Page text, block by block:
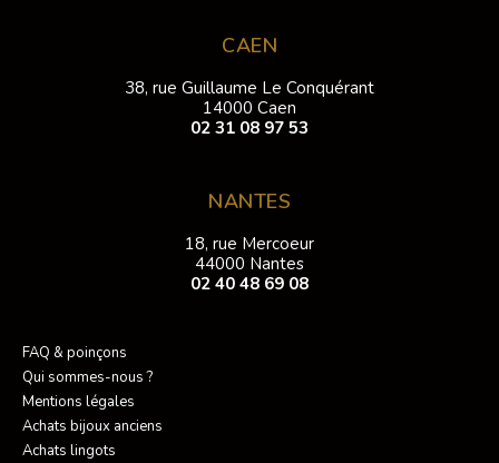
CAEN
38, rue Guillaume Le Conquérant
14000 Caen
02 31 08 97 53
NANTES
18, rue Mercoeur
44000 Nantes
02 40 48 69 08
FAQ & poinçons
Qui sommes-nous ?
Mentions légales
Achats bijoux anciens
Achats lingots